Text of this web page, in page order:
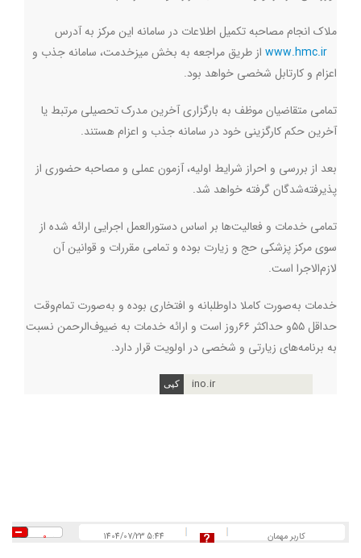
ملاک انجام مصاحبه تکمیل اطلاعات در سامانه این مرکز به آدرس
www.hmc.ir از طریق مراجعه به بخش میزخدمت، سامانه جذب و
اعزام و کارتابل شخصی خواهد بود.
تمامی متقاضیان موظف به بارگزاری آخرین مدرک تحصیلی مرتبط یا
آخرین حکم کارگزینی خود در سامانه جذب و اعزام هستند.
بعد از بررسی و احراز شرایط اولیه، آزمون عملی و مصاحبه حضوری از
پذیرفته‌شدگان گرفته خواهد شد.
تمامی خدمات و فعالیت‌ها بر اساس دستورالعمل اجرایی ارائه شده از
سوی مرکز پزشکی حج و زیارت بوده و تمامی مقررات و قوانین آن
لازم‌الاجرا است.
خدمات به‌صورت کاملا داوطلبانه و افتخاری بوده و به‌صورت تمام‌وقت
حداقل ۵۵و حداکثر ۶۶روز است و ارائه خدمات به ضیوف‌الرحمن نسبت
به برنامه‌های زیارتی و شخصی در اولویت قرار دارد.
ino.ir
کاربر مهمان 1404/07/23 5:44
0